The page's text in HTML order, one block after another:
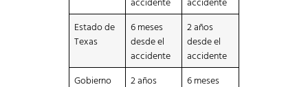
Estado de
Texas
6 meses
desde el
accidente
2 años
desde el
accidente
Gobierno
2 años
6 meses